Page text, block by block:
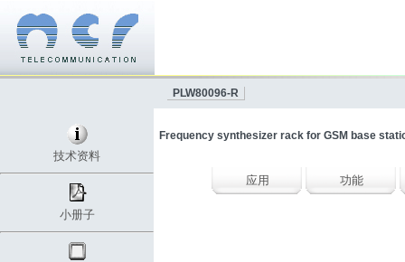
技术资料
小册子
PLW80096-R
Frequency synthesizer rack for GSM base
应用 功能